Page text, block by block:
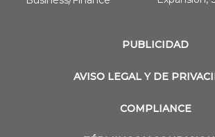
PUBLICIDAD
AVISO LEGAL Y DE
COMPLIANCE